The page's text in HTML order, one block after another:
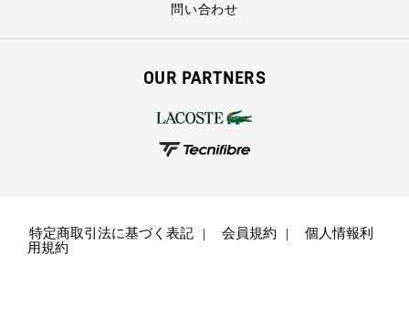
問い合わせ
OUR PARTNERS
特定商取引法に基づく表記 会員規約
個人情報利
用規約